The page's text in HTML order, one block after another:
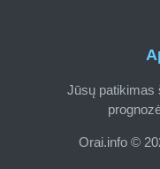
Jūsų patikimas
Orai.info ©